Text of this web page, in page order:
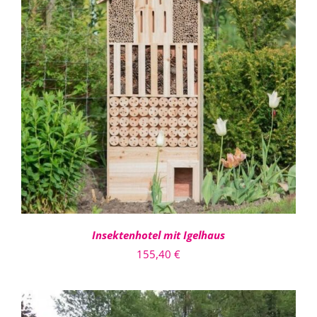
IN DEN WARENKORB
/
DETAILS
Insektenhotel mit Igelhaus
155,40 €